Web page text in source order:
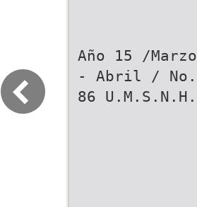
Año 15 /Marzo
- Abril / No.
86 U.M.S.N.H.